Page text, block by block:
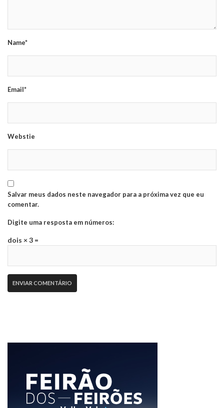
Name*
Email*
Webstie
Salvar meus dados neste navegador para a próxima vez que eu
comentar.
Digite uma resposta em números:
dois × 3 =